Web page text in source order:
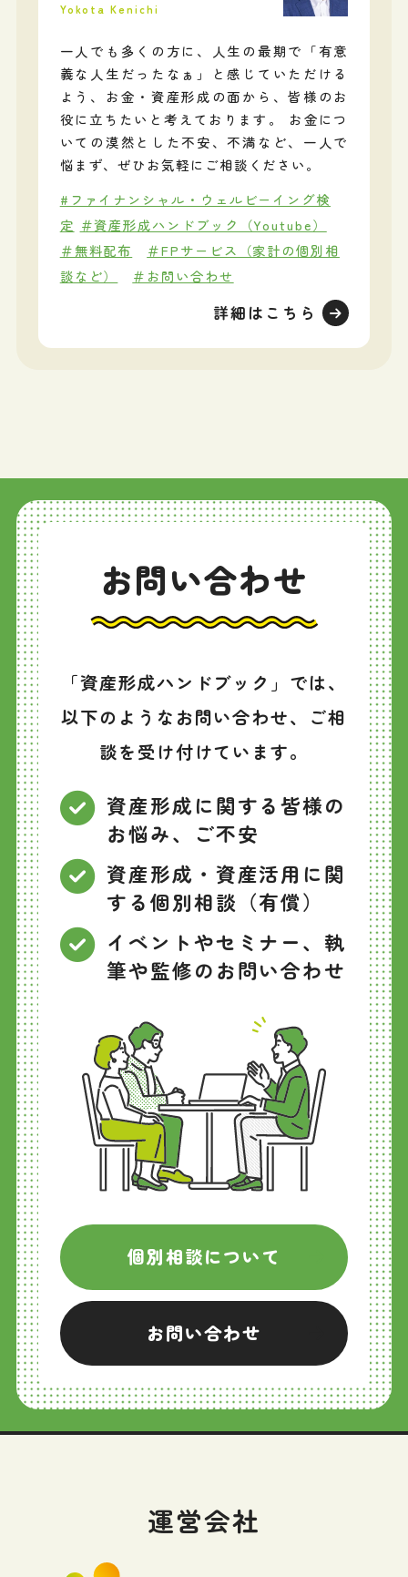
Yokota Kenichi
一人でも多くの方に、人生の最期で「有意
義な人生だったなぁ」と感じていただける
よう、お金・資産形成の面から、皆様のお
役に立ちたいと考えております。 お金につ
いての漠然とした不安、不満など、一人で
悩まず、ぜひお気軽にご相談ください。
#ファイナンシャル・ウェルビーイング検
定 ＃資産形成ハンドブック（Youtube）
＃無料配布
＃FPサービス（家計の個別相
談など）
＃お問い合わせ
詳細はこちら
お問い合わせ
「資産形成ハンドブック」では、
以下のようなお問い合わせ、ご相
談を受け付けています。
資産形成に関する皆様の
お悩み、ご不安
資産形成・資産活用に関
する個別相談（有償）
イベントやセミナー、執
筆や監修のお問い合わせ
個別相談について
お問い合わせ
運営会社